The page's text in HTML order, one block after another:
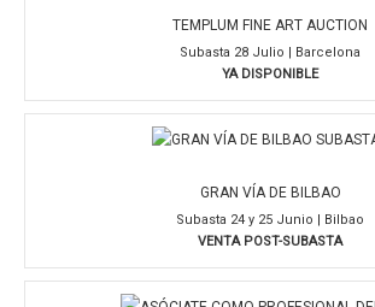
TEMPLUM FINE ART AUCTION
Subasta 28 Julio | Barcelona
YA DISPONIBLE
GRAN VÍA DE BILBAO
Subasta 24 y 25 Junio | Bilbao
VENTA POST-SUBASTA